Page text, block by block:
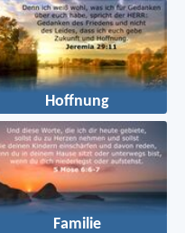
Hoffnung
Familie